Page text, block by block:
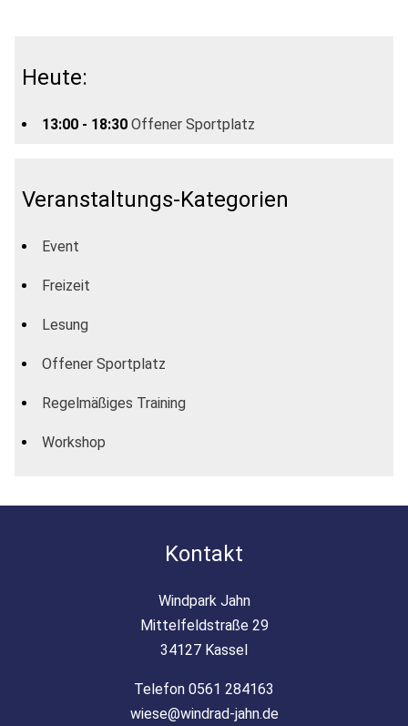
Heute:
13:00 - 18:30 Offener Sportplatz
Veranstaltungs-Kategorien
Event
Freizeit
Lesung
Offener Sportplatz
Regelmäßiges Training
Workshop
Kontakt
Windpark Jahn
Mittelfeldstraße 29
34127 Kassel
Telefon 0561 284163
wiese@windrad-jahn.de